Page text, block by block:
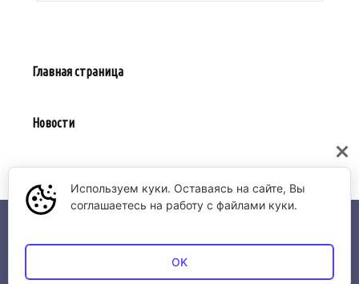
Главная страница
Новости
© 2026 Афиша Якутии | АО "ВЦ Якутавиа"
Используем куки. Оставаясь на сайте, Вы
соглашаетесь на работу с файлами куки.
OK